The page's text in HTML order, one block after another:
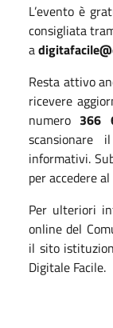
L’evento è
consigliata
a
Resta attivo
ricevere
numero 366
scansionare
informativi.
per accedere
Per ulteriori
online del
il sito
Digitale Facile.